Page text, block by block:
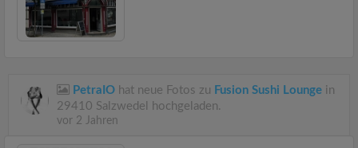
PetraIO hat neue Fotos zu Fusion Sushi Lounge in
29410 Salzwedel hochgeladen.
vor 2 Jahren